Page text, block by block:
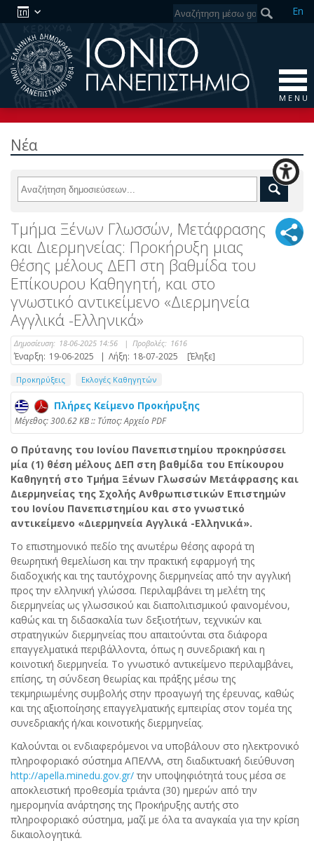
En
M E N U
Νέα
Τμήμα Ξένων Γλωσσών, Μετάφρασης
και Διερμηνείας: Προκήρυξη μιας
θέσης μέλους ΔΕΠ στη βαθμίδα του
Επίκουρου Καθηγητή, και στο
γνωστικό αντικείμενο «Διερμηνεία
Αγγλικά -Ελληνικά»
Δημοσίευση: 18-06-2025 14:56 | Προβολές: 1616
Έναρξη: 19-06-2025 | Λήξη: 18-07-2025 [Έληξε]
Προκηρύξεις Εκλογές Καθηγητών
Πλήρες Κείμενο Προκήρυξης
Mέγεθος: 300.62 KB :: Τύπος: Αρχείο PDF
Ο Πρύτανης του Ιονίου Πανεπιστημίου προκηρύσσει
μία (1) θέση μέλους ΔΕΠ στη βαθμίδα του Επίκουρου
Καθηγητή στο Τμήμα Ξένων Γλωσσών Μετάφρασης και
Διερμηνείας της Σχολής Ανθρωπιστικών Επιστημών
του Ιονίου Πανεπιστημίου και στο γνωστικό
αντικείμενο «Διερμηνεία Αγγλικά -Ελληνικά».
Το επιστημονικό πεδίο της ανωτέρω θέσης αφορά τη
θεωρητική θεμελίωση και την πρακτική εφαρμογή της
διαδοχικής και της ταυτόχρονης διερμηνείας από την αγγλική
προς την ελληνική γλώσσα. Περιλαμβάνει τη μελέτη της
διερμηνείας ως γλωσσικού και διαπολιτισμικού φαινομένου,
καθώς και τη διδασκαλία των δεξιοτήτων, τεχνικών και
στρατηγικών διερμηνείας που απαιτούνται στα διάφορα
επαγγελματικά περιβάλλοντα, όπως η συνεδριακή και η
κοινοτική διερμηνεία. Το γνωστικό αντικείμενο περιλαμβάνει,
επίσης, τη σύνδεση θεωρίας και πράξης μέσω της
τεκμηριωμένης συμβολής στην προαγωγή της έρευνας, καθώς
και της αξιοποίησης επαγγελματικής εμπειρίας στον τομέα της
συνεδριακής ή/και κοινοτικής διερμηνείας.
Καλούνται οι ενδιαφερόμενοι να υποβάλουν στο ηλεκτρονικό
πληροφοριακό σύστημα ΑΠΕΛΛΑ, στη διαδικτυακή διεύθυνση
http://apella.minedu.gov.gr/ την υποψηφιότητά τους μέσα σε
αποκλειστική προθεσμία τριάντα (30) ημερών από την
ημερομηνία ανάρτησης της Προκήρυξης αυτής στο
πληροφοριακό σύστημα, μαζί με όλα τα αναγκαία για την κρίση
δικαιολογητικά.